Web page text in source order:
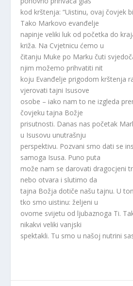
kod krštenja: “Uistinu, ovaj čovjek
Tako Markovo evanđelje
napinje veliki luk od početka do
križa. Na Cvjetnicu ćemo u
čitanju Muke po Marku čuti
njim možemo prihvatiti nit
koju Evanđelje prigodom krštenja
vjerovati tajni Isusove
osobe – iako nam to ne izgleda
čovjeku tajna Božje
prisutnosti. Danas nas početak
u Isusovu unutrašnju
perspektivu. Pozvani smo dati se
samoga Isusa. Puno puta
može nam se darovati dragocjeni
nebo otvara i slutimo da
tajna Božja dotiče našu tajnu. U
tko smo uistinu: željeni u
ovome svijetu od ljubaznoga Ti.
nikakvi veliki vanjski
spektakli. Tu smo u našoj nutrini